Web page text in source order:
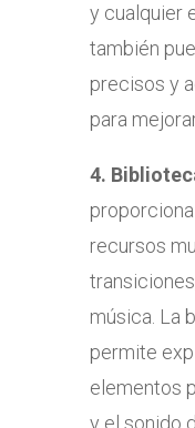
y cualquier
también
precisos y
para
4.
recursos
música. La
permite
elementos
y el sonido